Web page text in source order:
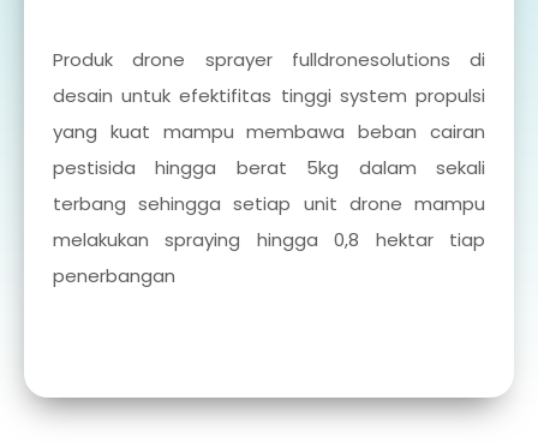
Produk drone sprayer fulldronesolutions di
desain untuk efektifitas tinggi system propulsi
yang kuat mampu membawa beban cairan
pestisida hingga berat 5kg dalam sekali
terbang sehingga setiap unit drone mampu
melakukan spraying hingga 0,8 hektar tiap
penerbangan